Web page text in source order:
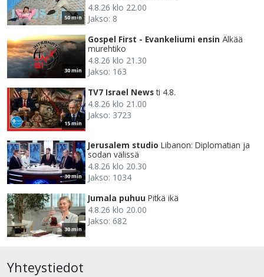
50 min
4.8.26 klo 22.00
Jakso: 8
30 min
Gospel First - Evankeliumi ensin Älkää
murehtiko
4.8.26 klo 21.30
Jakso: 163
15 min
TV7 Israel News ti 4.8.
4.8.26 klo 21.00
Jakso: 3723
30 min
Jerusalem studio Libanon: Diplomatian ja
sodan välissä
4.8.26 klo 20.30
Jakso: 1034
30 min
Jumala puhuu Pitkä ikä
4.8.26 klo 20.00
Jakso: 682
Yhteystiedot